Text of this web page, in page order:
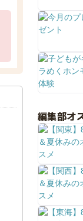
編集部オ